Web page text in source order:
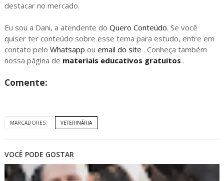
destacar no mercado.
Eu sou a Dani, a atendente do Quero Conteúdo. Se você
quiser ter conteúdo sobre esse tema para estudo, entre em
contato pelo Whatsapp ou email do site . Conheça também
nossa página de materiais educativos gratuitos .
Comente:
MARCADORES: VETERINÁRIA
VOCÊ PODE GOSTAR